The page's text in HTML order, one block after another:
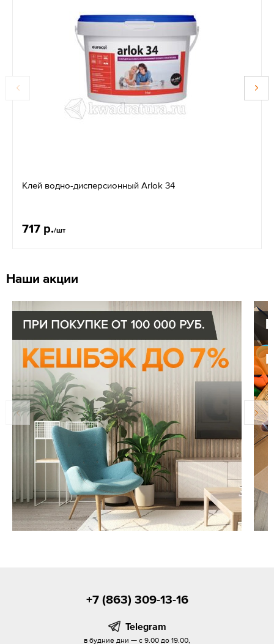
Клей водно-дисперсионный Arlok 34
717 р./шт
Наши акции
+7 (863) 309-13-16
Telegram
в будние дни — с 9.00 до 19.00,